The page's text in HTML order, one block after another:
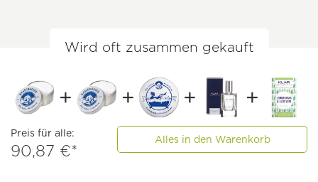
Wird oft zusammen gekauft
Preis für alle:
90,87 €*
Alles in den Warenkorb